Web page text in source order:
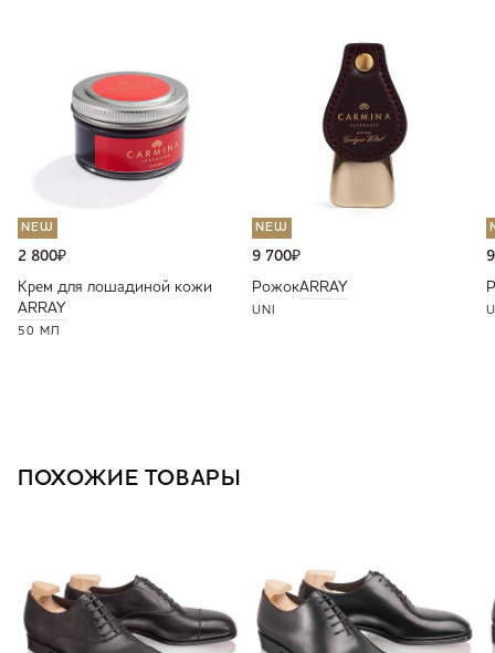
NEW
2 800₽
Крем для лошадиной кожи
ARRAY
50 МЛ
NEW
9 700₽
РожокARRAY
UNI
ПОХОЖИЕ ТОВАРЫ